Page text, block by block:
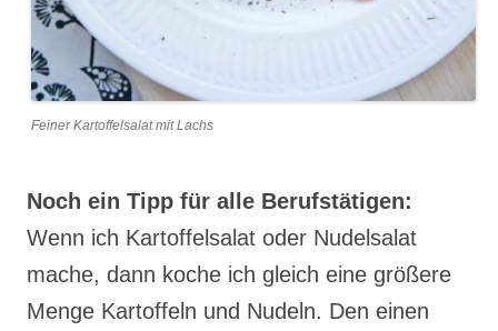
Feiner Kartoffelsalat mit Lachs
Noch ein Tipp für alle Berufstätigen:
Wenn ich Kartoffelsalat oder Nudelsalat
mache, dann koche ich gleich eine größere
Menge Kartoffeln und Nudeln. Den einen